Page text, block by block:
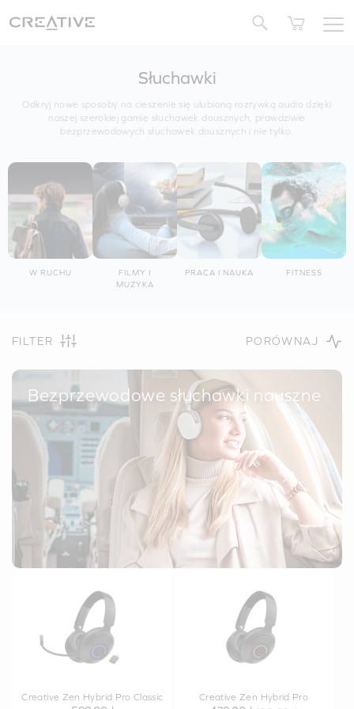
Słuchawki
Odkryj nowe sposoby na cieszenie się ulubioną rozrywką audio dzięki
naszej szerokiej gamie słuchawek dousznych, prawdziwie
bezprzewodowych słuchawek dousznych i nie tylko.
W RUCHU
FILMY I
MUZYKA
PRACA I NAUKA FITNESS
FILTER PORÓWNAJ
Bezprzewodowe słuchawki nauszne
Creative Zen Hybrid Pro Classic Creative Zen Hybrid Pro